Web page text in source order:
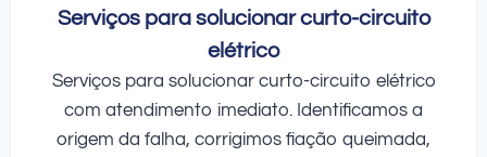
Serviços para solucionar curto-circuito
elétrico
Serviços para solucionar curto-circuito elétrico
com atendimento imediato. Identificamos a
origem da falha, corrigimos fiação queimada,